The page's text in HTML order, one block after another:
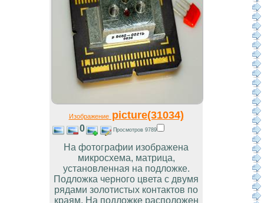
Изображениеpicture(31034)
0 Просмотров 9789
На фотографии изображена
микросхема, матрица,
установленная на подложке.
Подложка черного цвета с двумя
рядами золотистых контактов по
краям. На подложке расположен